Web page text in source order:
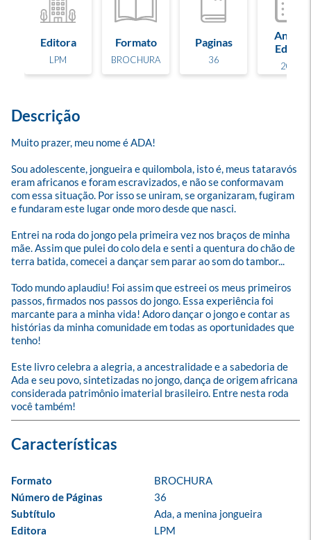
Editora
LPM
Formato
BROCHURA
Paginas
36
Ano de
Edição
2025
Descrição
Muito prazer, meu nome é ADA!
Sou adolescente, jongueira e quilombola, isto é, meus tataravós
eram africanos e foram escravizados, e não se conformavam
com essa situação. Por isso se uniram, se organizaram, fugiram
e fundaram este lugar onde moro desde que nasci.
Entrei na roda do jongo pela primeira vez nos braços de minha
mãe. Assim que pulei do colo dela e senti a quentura do chão de
terra batida, comecei a dançar sem parar ao som do tambor...
Todo mundo aplaudiu! Foi assim que estreei os meus primeiros
passos, firmados nos passos do jongo. Essa experiência foi
marcante para a minha vida! Adoro dançar o jongo e contar as
histórias da minha comunidade em todas as oportunidades que
tenho!
Este livro celebra a alegria, a ancestralidade e a sabedoria de
Ada e seu povo, sintetizadas no jongo, dança de origem africana
considerada patrimônio imaterial brasileiro. Entre nesta roda
você também!
Formato
BROCHURA
Número de Páginas
36
Subtítulo
Ada, a menina jongueira
Editora
LPM